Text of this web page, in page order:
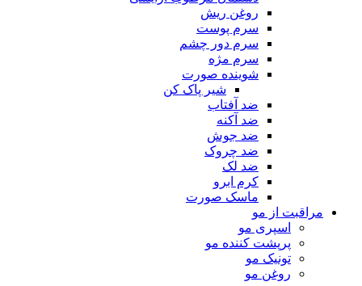
روغن ریش
سرم پوست
سرم دور چشم
سرم مژه
شوینده صورت
شیر پاک کن
ضد آفتاب
ضد آکنه
ضد جوش
ضد چروک
ضد لک
کرم ابرو
ماسک صورت
از مو
اسپری مو
پرپشت کننده مو
تونیک مو
روغن مو